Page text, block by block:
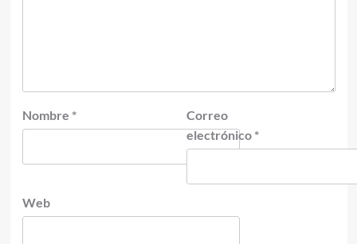
Nombre *
Correo
electrónico *
Web